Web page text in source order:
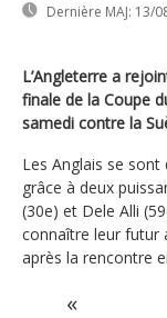
Dernière MAJ: 13/
L’Angleterre a
finale de la Coupe
samedi contre la
Les Anglais se
grâce à deux
(30e) et Dele Alli
connaître leur futur
après la rencontre